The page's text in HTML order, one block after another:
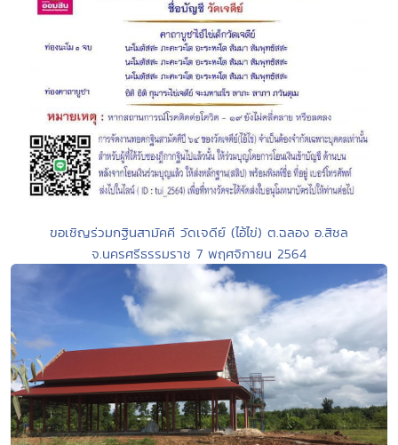
ขอเชิญร่วมกฐินสามัคคี วัดเจดีย์ (ไอ้ไข่) ต.ฉลอง อ.สิชล
จ.นครศรีธรรมราช 7 พฤศจิกายน 2564